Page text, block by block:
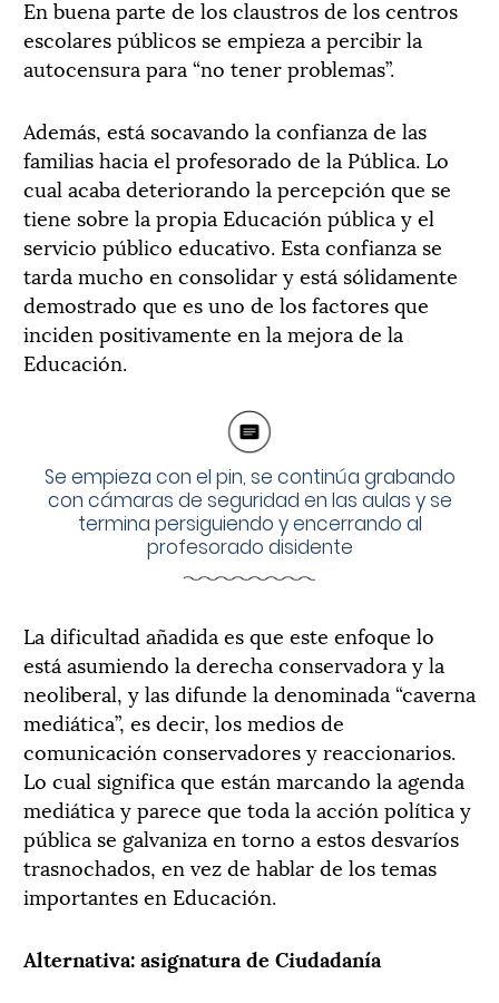
En buena parte de los claustros de los centros
escolares públicos se empieza a percibir la
autocensura para “no tener problemas”.
Además, está socavando la confianza de las
familias hacia el profesorado de la Pública. Lo
cual acaba deteriorando la percepción que se
tiene sobre la propia Educación pública y el
servicio público educativo. Esta confianza se
tarda mucho en consolidar y está sólidamente
demostrado que es uno de los factores que
inciden positivamente en la mejora de la
Educación.
Se empieza con el pin, se continúa grabando
con cámaras de seguridad en las aulas y se
termina persiguiendo y encerrando al
profesorado disidente
La dificultad añadida es que este enfoque lo
está asumiendo la derecha conservadora y la
neoliberal, y las difunde la denominada “caverna
mediática”, es decir, los medios de
comunicación conservadores y reaccionarios.
Lo cual significa que están marcando la agenda
mediática y parece que toda la acción política y
pública se galvaniza en torno a estos desvaríos
trasnochados, en vez de hablar de los temas
importantes en Educación.
Alternativa: asignatura de Ciudadanía